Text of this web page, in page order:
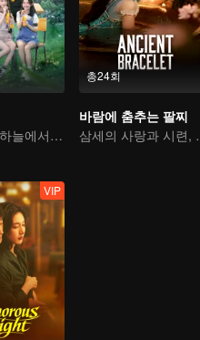
소꿉친구와 하늘에서 떨어진 인연, 운명은 쟁취하는 것
총24회
바람에 춤추는 팔찌
삼세의
VIP